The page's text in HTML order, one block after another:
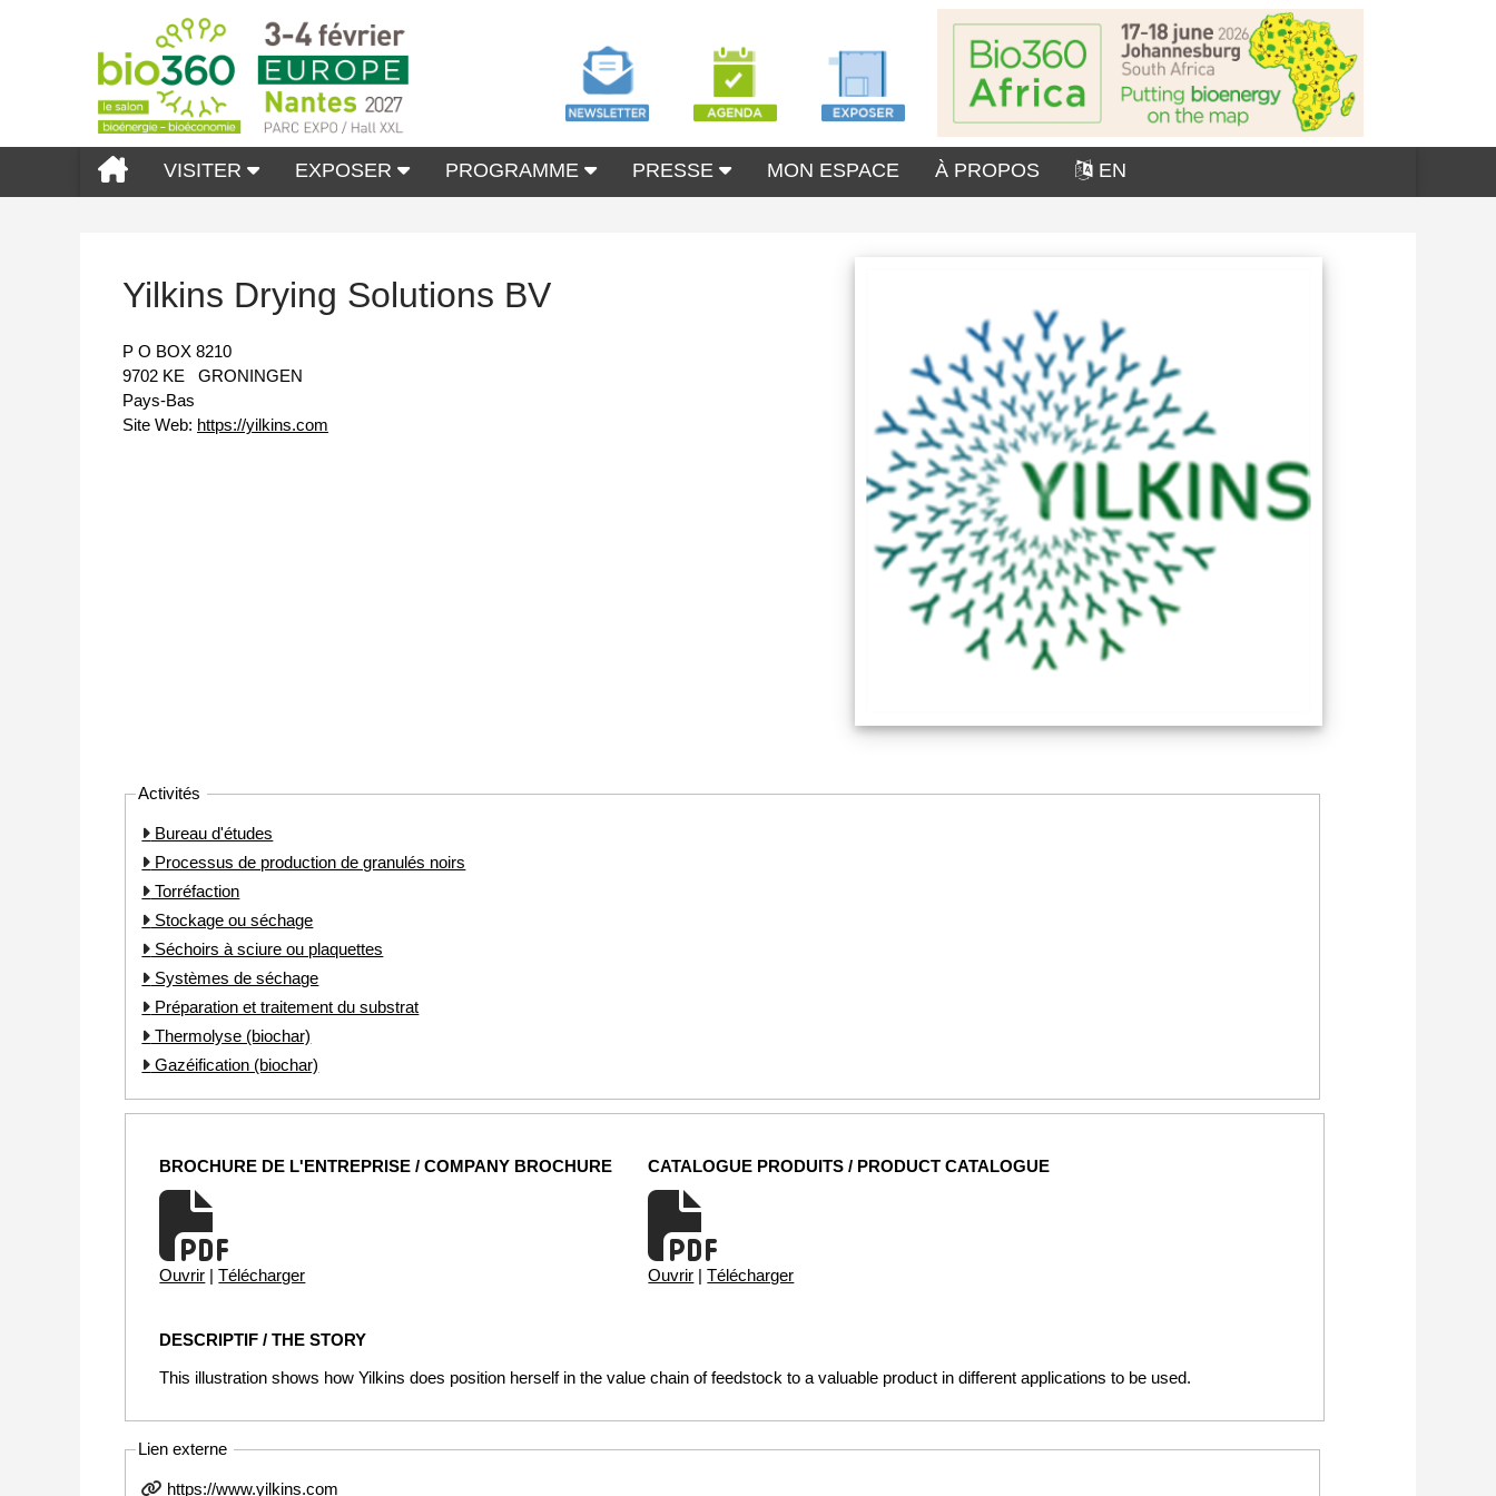
VISITER EXPOSER PROGRAMME PRESSE MON ESPACE À PROPOS EN
Yilkins Drying Solutions BV
P O BOX 8210
9702 KE
GRONINGEN
Pays-Bas
Site Web: https://yilkins.com
Activités
Bureau d'études
Processus de production de granulés noirs
Torréfaction
Stockage ou séchage
Séchoirs à sciure ou plaquettes
Systèmes de séchage
Préparation et traitement du substrat
Thermolyse (biochar)
Gazéification (biochar)
BROCHURE DE L'ENTREPRISE / COMPANY BROCHURE
Ouvrir | Télécharger
CATALOGUE PRODUITS / PRODUCT CATALOGUE
Ouvrir | Télécharger
DESCRIPTIF / THE STORY
This illustration shows how Yilkins does position herself in the value chain of feedstock to a valuable product in different applications to be used.
Lien externe
https://www.yilkins.com